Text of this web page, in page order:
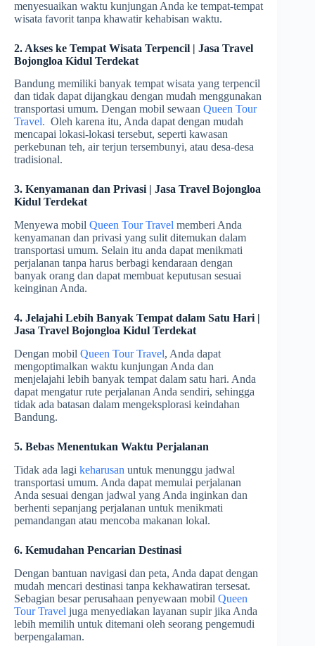
menyesuaikan waktu kunjungan Anda ke tempat-tempat
wisata favorit tanpa khawatir kehabisan waktu.
2. Akses ke Tempat Wisata Terpencil | Jasa Travel
Bojongloa Kidul Terdekat
Bandung memiliki banyak tempat wisata yang terpencil
dan tidak dapat dijangkau dengan mudah menggunakan
transportasi umum. Dengan mobil sewaan Queen Tour
Travel. Oleh karena itu, Anda dapat dengan mudah
mencapai lokasi-lokasi tersebut, seperti kawasan
perkebunan teh, air terjun tersembunyi, atau desa-desa
tradisional.
3. Kenyamanan dan Privasi | Jasa Travel Bojongloa
Kidul Terdekat
Menyewa mobil Queen Tour Travel memberi Anda
kenyamanan dan privasi yang sulit ditemukan dalam
transportasi umum. Selain itu anda dapat menikmati
perjalanan tanpa harus berbagi kendaraan dengan
banyak orang dan dapat membuat keputusan sesuai
keinginan Anda.
4. Jelajahi Lebih Banyak Tempat dalam Satu Hari |
Jasa Travel Bojongloa Kidul Terdekat
Dengan mobil Queen Tour Travel, Anda dapat
mengoptimalkan waktu kunjungan Anda dan
menjelajahi lebih banyak tempat dalam satu hari. Anda
dapat mengatur rute perjalanan Anda sendiri, sehingga
tidak ada batasan dalam mengeksplorasi keindahan
Bandung.
5. Bebas Menentukan Waktu Perjalanan
Tidak ada lagi keharusan untuk menunggu jadwal
transportasi umum. Anda dapat memulai perjalanan
Anda sesuai dengan jadwal yang Anda inginkan dan
berhenti sepanjang perjalanan untuk menikmati
pemandangan atau mencoba makanan lokal.
6. Kemudahan Pencarian Destinasi
Dengan bantuan navigasi dan peta, Anda dapat dengan
mudah mencari destinasi tanpa kekhawatiran tersesat.
Sebagian besar perusahaan penyewaan mobil Queen
Tour Travel juga menyediakan layanan supir jika Anda
lebih memilih untuk ditemani oleh seorang pengemudi
berpengalaman.